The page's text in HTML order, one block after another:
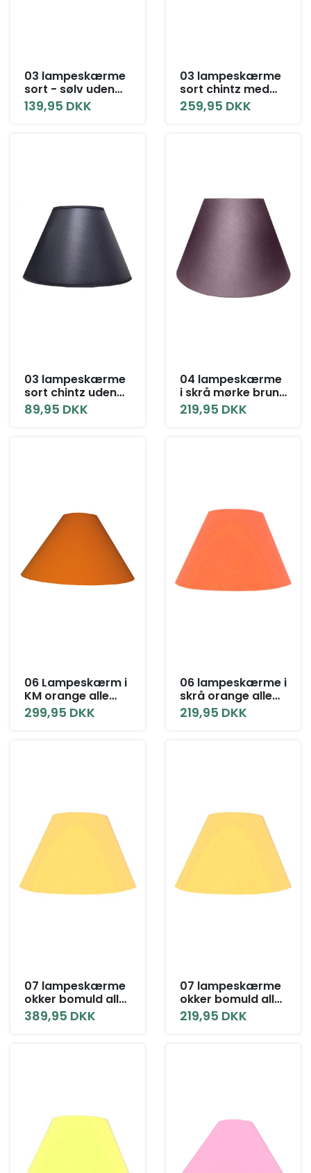
03 lampeskærme
sort - sølv uden
låg alle størrelser.
139,95 DKK
03 lampeskærme
sort chintz med
låg alle størrelser
259,95 DKK
03 lampeskærme
sort chintz uden
låg alle størrelser
89,95 DKK
04 lampeskærme
i skrå mørke brun
alle størrelser
219,95 DKK
06 Lampeskærm i
KM orange alle
størrelser
299,95 DKK
06 lampeskærme i
skrå orange alle
størrelser
219,95 DKK
07 lampeskærme
okker bomuld alle
størrelser med låg
389,95 DKK
07 lampeskærme
okker bomuld alle
størrelser uden
låg
219,95 DKK